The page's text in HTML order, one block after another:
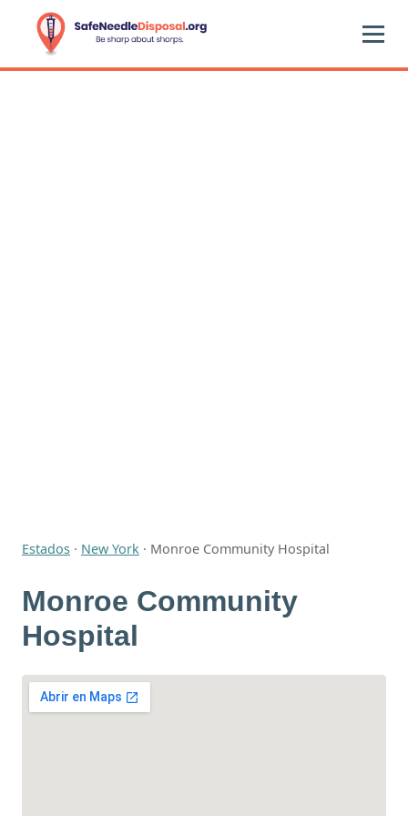
Estados · New York · Monroe Community Hospital
Monroe Community
Hospital